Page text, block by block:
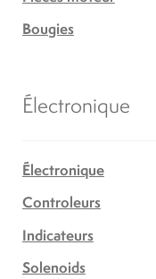
Bougies
Électronique
Électronique
Controleurs
Indicateurs
Solenoids